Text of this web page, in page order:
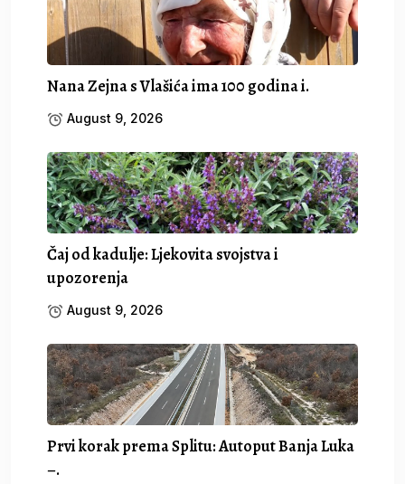
Nana Zejna s Vlašića ima 100 godina i.
August 9, 2026
Čaj od kadulje: Ljekovita svojstva i
upozorenja
August 9, 2026
Prvi korak prema Splitu: Autoput Banja Luka
–.